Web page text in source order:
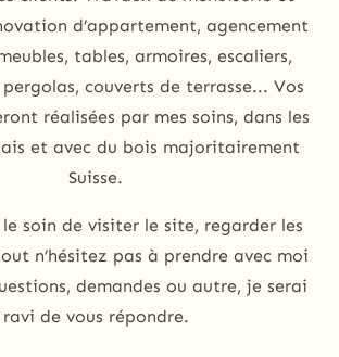
d’appartement, agencement
tables, armoires, escaliers,
couverts de terrasse... Vos
réalisées par mes soins, dans les
et avec du bois majoritairement
Suisse.
le soin de visiter le site, regarder les
n’hésitez pas à prendre avec moi
demandes ou autre, je serai
ravi de vous répondre.